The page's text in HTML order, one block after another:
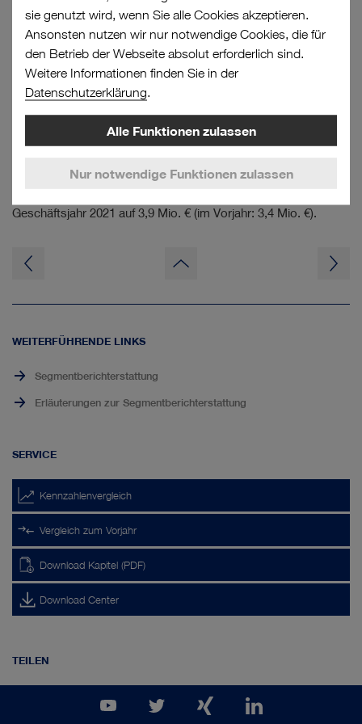
sie genutzt wird, wenn Sie alle Cookies akzeptieren.
Ansonsten nutzen wir nur notwendige Cookies, die für
den Betrieb der Webseite absolut erforderlich sind.
Weitere Informationen finden Sie in der
Datenschutzerklärung.
Alle Funktionen zulassen
Nur notwendige Funktionen zulassen
DasBetriebsergebnis (EBIT)wies im Berichtszeitraum einen
Verlust von3,0 Mio. €aus (im Vorjahr:- 3,9 Mio. €). Hierfür
waren Anlaufverluste in Zusammenhang mit den neuen
Aktivitäten ursächlich. Die Fahrzeuglogistik konnte ihr
Ergebnis stark steigern.
Gesellschaften verzeichneten einen insgesamt starken
Geschäftsjahr 2021 auf3,9 Mio. € (im Vorjahr: 3,4 Mio. €).
Seitenanfang
WEITERFÜHRENDE LINKS
Segmentberichterstattung
Erläuterungen zur Segmentberichterstattung
SERVICE
Kennzahlenvergleich
Vergleich zum Vorjahr
Download Kapitel (PDF)
Download Center
TEILEN
Channel
Twitter
XING
LinkedIn